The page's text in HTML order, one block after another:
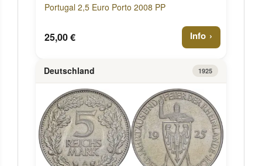
Portugal 2,5 Euro Porto 2008 PP
25,00 € Info
Deutschland 1925